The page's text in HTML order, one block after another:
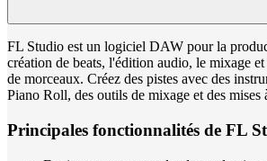
FL Studio est un logiciel DAW pour la
création de beats, l'édition audio, le mixage
de morceaux. Créez des pistes avec des
Piano Roll, des outils de mixage et des mises
Principales fonctionnalités de FL